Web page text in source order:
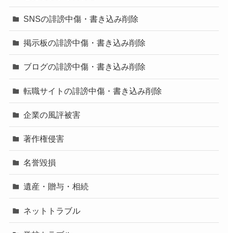
SNSの誹謗中傷・書き込み削除
掲示板の誹謗中傷・書き込み削除
ブログの誹謗中傷・書き込み削除
転職サイトの誹謗中傷・書き込み削除
企業の風評被害
著作権侵害
名誉毀損
遺産・贈与・相続
ネットトラブル